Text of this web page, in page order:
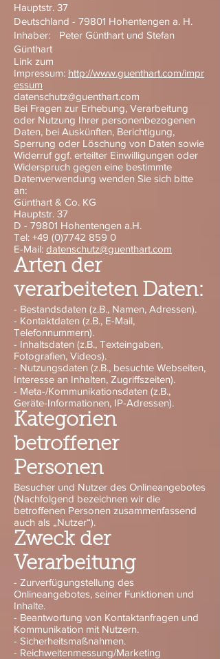
Hauptstr. 37
Deutschland - 79801 Hohentengen a. H.
Inhaber: Peter Günthart und Stefan
Günthart
Link zum
Impressum: http://www.guenthart.com/impr
essum
datenschutz@guenthart.com
Bei Fragen zur Erhebung, Verarbeitung
oder Nutzung Ihrer personenbezogenen
Daten, bei Auskünften, Berichtigung,
Sperrung oder Löschung von Daten sowie
Widerruf ggf. erteilter Einwilligungen oder
Widerspruch gegen eine bestimmte
Datenverwendung wenden Sie sich bitte
an:
Günthart & Co. KG
Hauptstr. 37
D - 79801 Hohentengen a.H.
Tel: +49 (0)7742 859 0
E-Mail: datenschutz@guenthart.com
Arten der
verarbeiteten Daten:
- Bestandsdaten (z.B., Namen, Adressen).
- Kontaktdaten (z.B., E-Mail,
Telefonnummern).
- Inhaltsdaten (z.B., Texteingaben,
Fotografien, Videos).
- Nutzungsdaten (z.B., besuchte Webseiten,
Interesse an Inhalten, Zugriffszeiten).
- Meta-/Kommunikationsdaten (z.B.,
Geräte-Informationen, IP-Adressen).
Kategorien
betroffener
Personen
Besucher und Nutzer des Onlineangebotes
(Nachfolgend bezeichnen wir die
betroffenen Personen zusammenfassend
auch als „Nutzer“).
Zweck der
Verarbeitung
- Zurverfügungstellung des
Onlineangebotes, seiner Funktionen und
Inhalte.
- Beantwortung von Kontaktanfragen und
Kommunikation mit Nutzern.
- Sicherheitsmaßnahmen.
- Reichweitenmessung/Marketing